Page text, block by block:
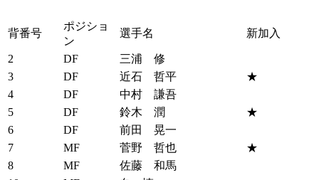
背番号
ポジショ
ン
選手名 新加入
2 DF
三浦 修
3
DF 近石 哲平
★
4
DF
中村 謙吾
5
DF 鈴木 潤
★
6
DF
前田 晃一
7
MF 菅野 哲也
★
8
MF
佐藤 和馬